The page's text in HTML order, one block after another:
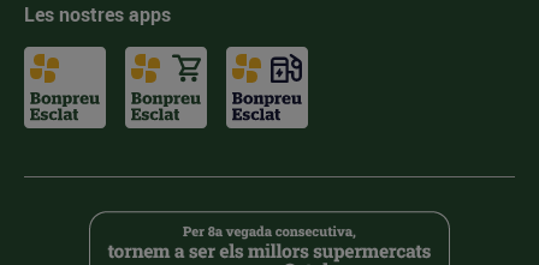
Les nostres apps